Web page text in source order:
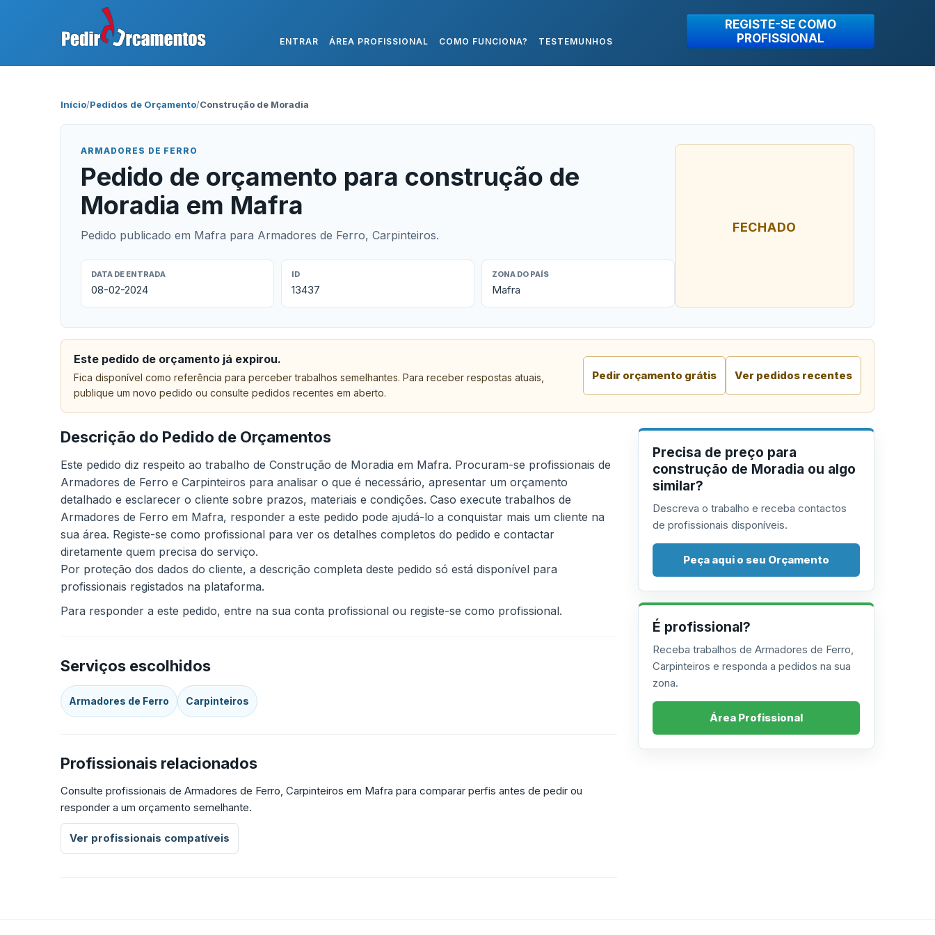
ENTRAR ÁREA PROFISSIONAL COMO FUNCIONA? TESTEMUNHOS
REGISTE-SE COMO
PROFISSIONAL
Início/Pedidos de Orçamento/Construção de Moradia
ARMADORES DE FERRO
Pedido de orçamento para construção de
Moradia em Mafra
Pedido publicado em Mafra para Armadores de Ferro, Carpinteiros.
DATA DE ENTRADA
08-02-2024
ID
13437
ZONA DO PAÍS
Mafra
FECHADO
Este pedido de orçamento já expirou.
Fica disponível como referência para perceber trabalhos semelhantes. Para receber respostas atuais,
publique um novo pedido ou consulte pedidos recentes em aberto.
Pedir orçamento grátis Ver pedidos recentes
Descrição do Pedido de Orçamentos
Este pedido diz respeito ao trabalho de Construção de Moradia em Mafra. Procuram-se profissionais de
Armadores de Ferro e Carpinteiros para analisar o que é necessário, apresentar um orçamento
detalhado e esclarecer o cliente sobre prazos, materiais e condições. Caso execute trabalhos de
Armadores de Ferro em Mafra, responder a este pedido pode ajudá-lo a conquistar mais um cliente na
sua área. Registe-se como profissional para ver os detalhes completos do pedido e contactar
diretamente quem precisa do serviço.
Por proteção dos dados do cliente, a descrição completa deste pedido só está disponível para
profissionais registados na plataforma.
Para responder a este pedido, entre na sua conta profissional ou registe-se como profissional.
Serviços escolhidos
Armadores de Ferro Carpinteiros
Profissionais relacionados
Consulte profissionais de Armadores de Ferro, Carpinteiros em Mafra para comparar perfis antes de pedir ou
responder a um orçamento semelhante.
Ver profissionais compatíveis
Precisa de preço para
construção de Moradia ou algo
similar?
Descreva o trabalho e receba contactos
de profissionais disponíveis.
Peça aqui o seu Orçamento
É profissional?
Receba trabalhos de Armadores de Ferro,
Carpinteiros e responda a pedidos na sua
zona.
Área Profissional